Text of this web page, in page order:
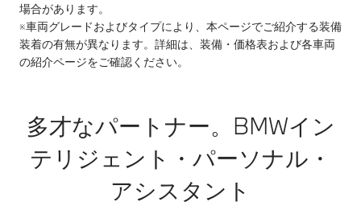
場合があります。
※車両グレードおよびタイプにより、本ページでご紹介する装備
装着の有無が異なります。詳細は、装備・価格表および各車両
の紹介ページをご確認ください。
多才なパートナー。BMWイン
テリジェント・パーソナル・
アシスタント